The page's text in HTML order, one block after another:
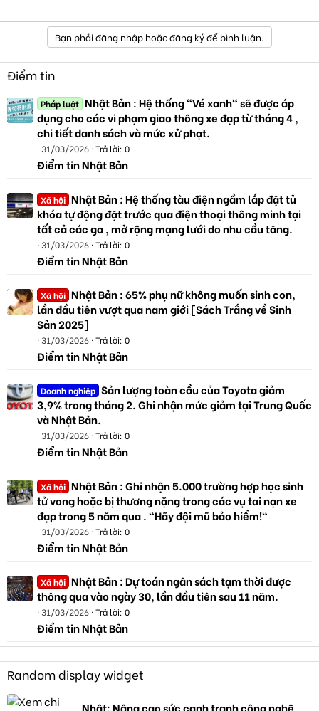
Bạn phải đăng nhập hoặc đăng ký để bình luận.
Điểm tin
Pháp luật Nhật Bản : Hệ thống "Vé xanh" sẽ được áp
dụng cho các vi phạm giao thông xe đạp từ tháng 4 ,
chi tiết danh sách và mức xử phạt.
31/03/2026 Trả lời: 0
Điểm tin Nhật Bản
Xã hội Nhật Bản : Hệ thống tàu điện ngầm lắp đặt tủ
khóa tự động đặt trước qua điện thoại thông minh tại
tất cả các ga , mở rộng mạng lưới do nhu cầu tăng.
31/03/2026 Trả lời: 0
Điểm tin Nhật Bản
Xã hội Nhật Bản : 65% phụ nữ không muốn sinh con,
lần đầu tiên vượt qua nam giới [Sách Trắng về Sinh
Sản 2025]
31/03/2026 Trả lời: 0
Điểm tin Nhật Bản
Doanh nghiệp Sản lượng toàn cầu của Toyota giảm
3,9% trong tháng 2. Ghi nhận mức giảm tại Trung Quốc
và Nhật Bản.
31/03/2026 Trả lời: 0
Điểm tin Nhật Bản
Xã hội Nhật Bản : Ghi nhận 5.000 trường hợp học sinh
tử vong hoặc bị thương nặng trong các vụ tai nạn xe
đạp trong 5 năm qua . "Hãy đội mũ bảo hiểm!"
31/03/2026 Trả lời: 0
Điểm tin Nhật Bản
Xã hội Nhật Bản : Dự toán ngân sách tạm thời được
thông qua vào ngày 30, lần đầu tiên sau 11 năm.
31/03/2026 Trả lời: 0
Điểm tin Nhật Bản
Random display widget
Nhật: Nâng cao sức cạnh tranh công nghệ